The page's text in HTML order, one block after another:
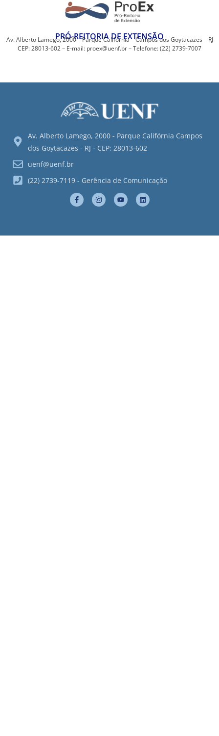
PRÓ-REITORIA DE EXTENSÃO
Av. Alberto Lamego, 2000 – Parque Califórnia – Campos dos Goytacazes – RJ
CEP: 28013-602 – E-mail: proex@uenf.br – Telefone: (22) 2739-7007
Av. Alberto Lamego, 2000 - Parque Califórnia Campos
dos Goytacazes - RJ - CEP: 28013-602
uenf@uenf.br
(22) 2739-7119 - Gerência de Comunicação